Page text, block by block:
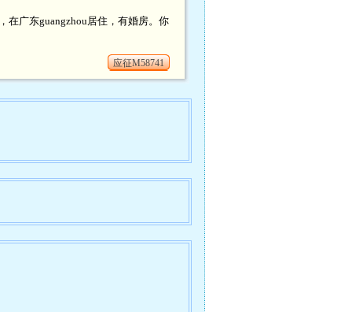
在广东guangzhou居住，有婚房。你
应征M58741